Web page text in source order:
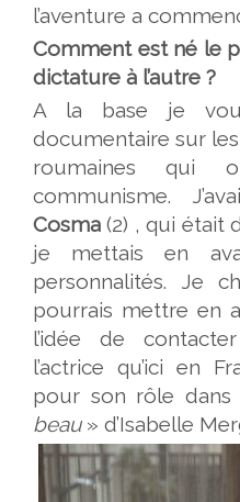
l’aventure a
Comment est né le
dictature à l’autre ?
A la base je
documentaire sur
roumaines qui
communisme.
Cosma (2) , qui était
je mettais en
personnalités. Je
pourrais mettre en
l’idée de
l’actrice qu’ici en
pour son rôle dans
beau» d’Isabelle